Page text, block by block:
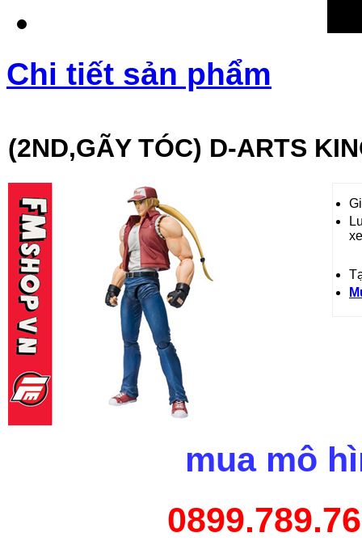
Chi tiết sản phẩm
(2ND,GÃY TÓC) D-ARTS
mua mô